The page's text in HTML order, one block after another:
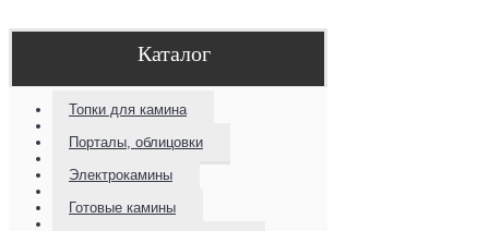
Каталог
Топки для камина
Порталы, облицовки
Электрокамины
Готовые камины